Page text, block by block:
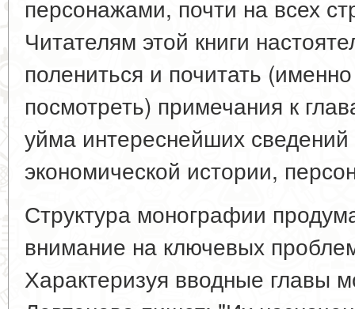
персонажами, почти на всех
Читателям этой книги
полениться и почитать
посмотреть) примечания к
уйма интереснейших
экономической истории,
Структура монографии
внимание на ключевых
Характеризуя вводные